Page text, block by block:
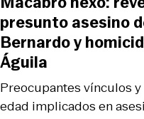
Preocupantes vínculos
edad implicados en
presunto asesino
Bernardo y
Águila